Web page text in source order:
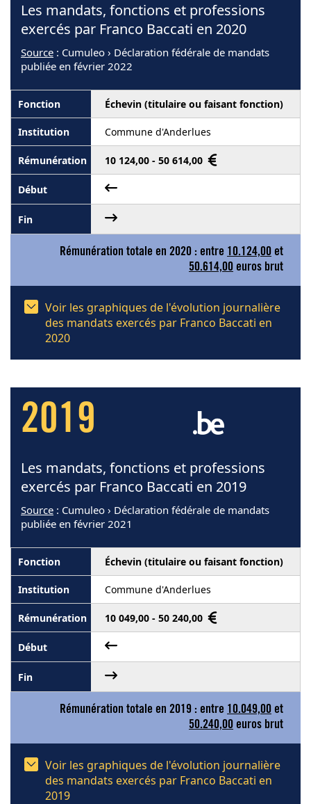
Les mandats, fonctions et professions
exercés par Franco Baccati en 2020
Source : Cumuleo › Déclaration fédérale de mandats
publiée en février 2022
Échevin (titulaire ou faisant fonction)
Commune d'Anderlues
10 124,00 - 50 614,00
Rémunération totale en 2020 : entre 10.124,00 et
50.614,00 euros brut
Voir les graphiques de l'évolution journalière
des mandats exercés par Franco Baccati en
2020
2019
Les mandats, fonctions et professions
exercés par Franco Baccati en 2019
Source : Cumuleo › Déclaration fédérale de mandats
publiée en février 2021
Échevin (titulaire ou faisant fonction)
Commune d'Anderlues
10 049,00 - 50 240,00
Rémunération totale en 2019 : entre 10.049,00 et
50.240,00 euros brut
Voir les graphiques de l'évolution journalière
des mandats exercés par Franco Baccati en
2019